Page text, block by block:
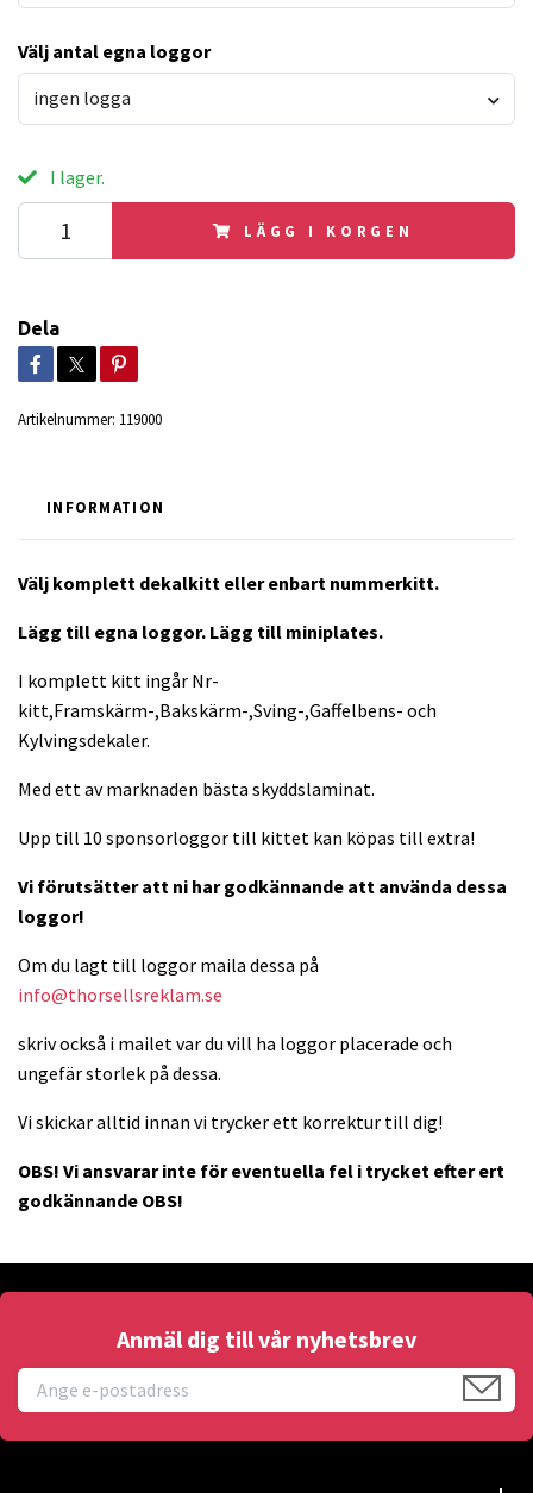
Välj antal egna loggor
ingen logga
I lager.
LÄGG I KORGEN
Dela
Artikelnummer: 119000
INFORMATION
Välj komplett dekalkitt eller enbart nummerkitt.
Lägg till egna loggor. Lägg till miniplates.
I komplett kitt ingår Nr-
kitt,Framskärm-,Bakskärm-,Sving-,Gaffelbens- och
Kylvingsdekaler.
Med ett av marknaden bästa skyddslaminat.
Upp till 10 sponsorloggor till kittet kan köpas till extra!
Vi förutsätter att ni har godkännande att använda dessa
loggor!
Om du lagt till loggor maila dessa på
info@thorsellsreklam.se
skriv också i mailet var du vill ha loggor placerade och
ungefär storlek på dessa.
Vi skickar alltid innan vi trycker ett korrektur till dig!
OBS! Vi ansvarar inte för eventuella fel i trycket efter ert
godkännande OBS!
Anmäl dig till vår nyhetsbrev